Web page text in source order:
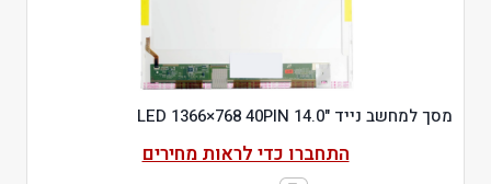
מסך למחשב נייד "14.0 LED 1366×768 40PIN
התחברו כדי לראות מחירים